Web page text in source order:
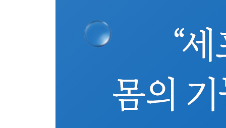
원인을 제거하는 통합적 치료법 - 아토피
면역과 환경, 같이 관리해야 한다 - 베체트병
소화기관에 발생하는 자가면역질환 - 궤양성대장염
5장 매일 더 건강해지는 법: 기능의학이 강조하는
소금에 대한 오해와 진실
음식 알레르기의 진짜 원인은?